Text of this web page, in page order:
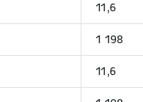
11,6
1 198
11,6